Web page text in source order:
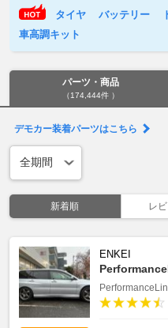
タイヤ バッテリー
車高調キット
パーツ・商品
（174,444件 ）
デモカー装着パーツはこちら
新着順 レ
ENKEI